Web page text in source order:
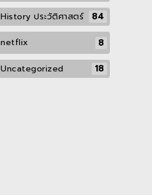
History ประวัติศาสตร์ 84
netflix 8
Uncategorized 18